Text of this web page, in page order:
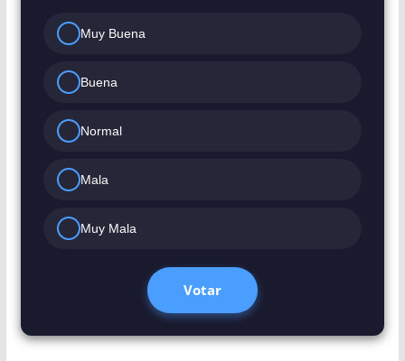
Muy Buena
Buena
Normal
Mala
Muy Mala
Votar